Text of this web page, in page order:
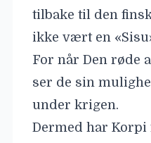
tilbake til den
ikke vært en
For når Den røde
ser de sin
under krigen.
Dermed har